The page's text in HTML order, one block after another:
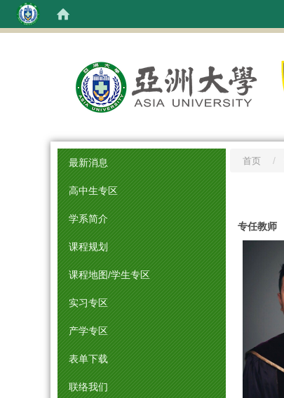
最新消息
高中生专区
学系简介
课程规划
课程地图/学生专区
实习专区
产学专区
表单下载
联络我们
首页
:::
专任教师